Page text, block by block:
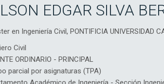
EDGAR SILVA
en Ingeniería Civil, PONTIFICIA UNIVERSIDAD
Civil
ORDINARIO - PRINCIPAL
parcial por asignaturas (TPA)